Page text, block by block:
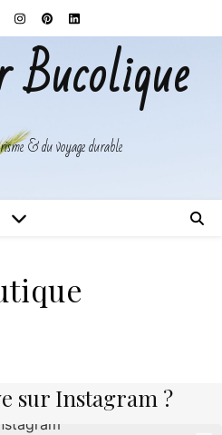
& du voyage durable
sur Instagram ?